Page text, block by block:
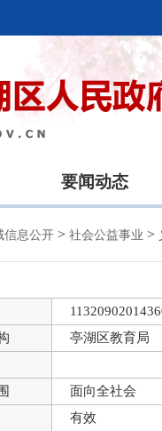
要闻动态
信息公开 > 社会公益事业 >
亭湖区教育局
面向全社会
有效